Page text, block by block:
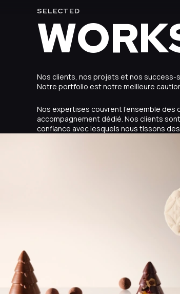
SELECTED
Nos clients, nos projets et nos success-
Notre portfolio est notre meilleure
Nos expertises couvrent l’ensemble
accompagnement dédié. Nos clients
confiance avec lesquels nous tissons